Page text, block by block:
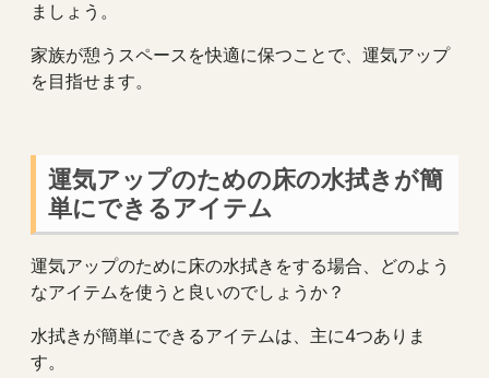
ましょう。
家族が憩うスペースを快適に保つことで、運気アップ
を目指せます。
運気アップのための床の水拭きが簡
単にできるアイテム
運気アップのために床の水拭きをする場合、どのよう
なアイテムを使うと良いのでしょうか？
水拭きが簡単にできるアイテムは、主に4つありま
す。